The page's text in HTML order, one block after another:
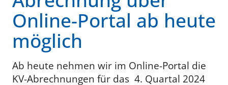
Online-Portal ab heute
möglich
Ab heute nehmen wir im Online-Portal die
KV-Abrechnungen für das 4. Quartal 2024